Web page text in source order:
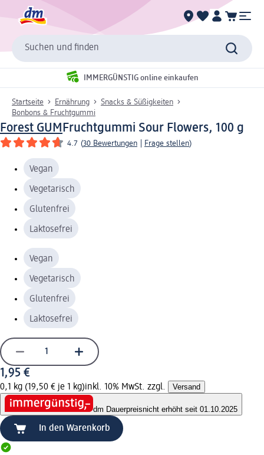
Suchen und finden
IMMERGÜNSTIG online einkaufen
Startseite Ernährung
Snacks & Süßigkeiten
Bonbons & Fruchtgummi
Forest GUMFruchtgummi Sour Flowers, 100 g
4.7 (30 Bewertungen Frage stellen)
Vegan
Vegetarisch
Glutenfrei
Laktosefrei
Vegan
Vegetarisch
Glutenfrei
Laktosefrei
1,95 €
0,1 kg (19,50 € je 1 kg)inkl. 10% MwSt. zzgl. Versand
dm Dauerpreisnicht erhöht seit 01.10.2025
In den Warenkorb